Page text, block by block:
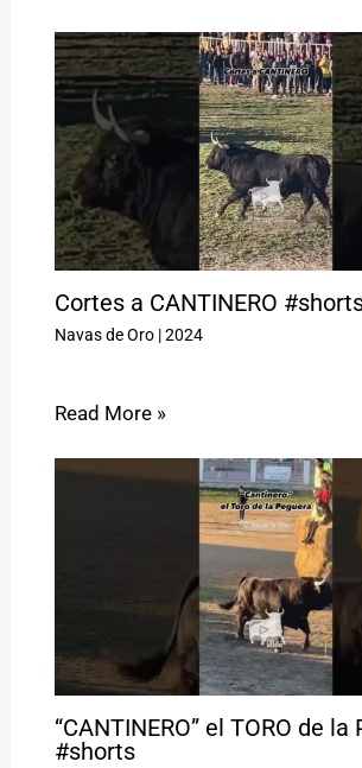
Cortes a CANTINERO
Navas de Oro|2024
Read More »
“CANTINERO” el TORO de la
#shorts